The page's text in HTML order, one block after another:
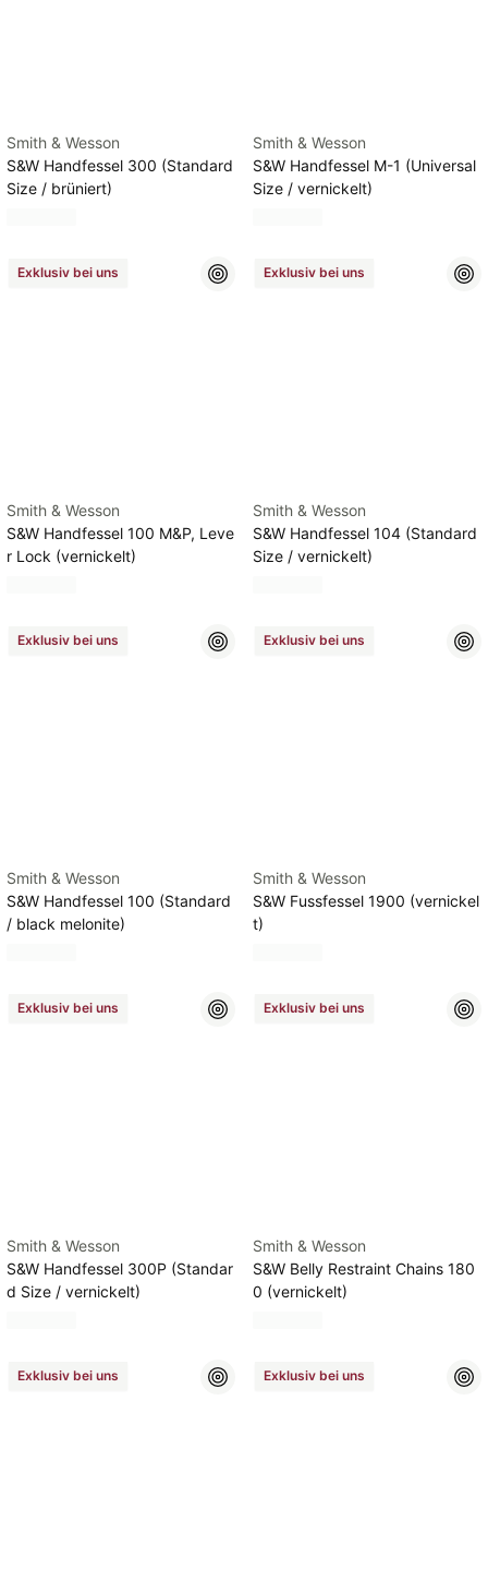
Smith & Wesson
S&W Handfessel 300 (Standard
Size / brüniert)
Smith & Wesson
S&W Handfessel M-1 (Universal
Size / vernickelt)
Exklusiv bei uns
Smith & Wesson
S&W Handfessel 100 M&P, Leve
r Lock (vernickelt)
Exklusiv bei uns
Smith & Wesson
S&W Handfessel 104 (Standard
Size / vernickelt)
Exklusiv bei uns
Smith & Wesson
S&W Handfessel 100 (Standard
/ black melonite)
Exklusiv bei uns
Smith & Wesson
S&W Fussfessel 1900 (vernickel
t)
Exklusiv bei uns
Smith & Wesson
S&W Handfessel 300P (Standar
d Size / vernickelt)
Exklusiv bei uns
Smith & Wesson
S&W Belly Restraint Chains 180
0 (vernickelt)
Exklusiv bei uns Exklusiv bei uns